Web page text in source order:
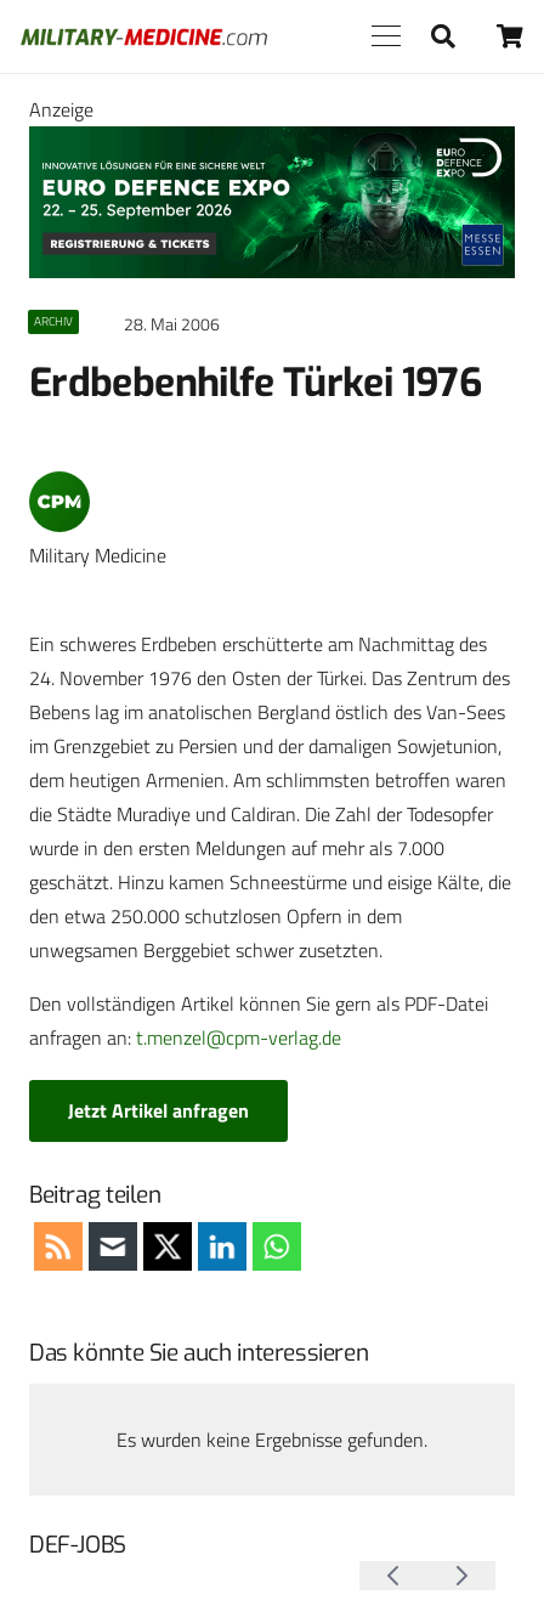
Anzeige
ARCHIV 28. Mai 2006
Erdbebenhilfe Türkei 1976
Military Medicine
Ein schweres Erdbeben erschütterte am Nachmittag des
24. November 1976 den Osten der Türkei. Das Zentrum des
Bebens lag im anatolischen Bergland östlich des Van-Sees
im Grenzgebiet zu Persien und der damaligen Sowjetunion,
dem heutigen Armenien. Am schlimmsten betroffen waren
die Städte Muradiye und Caldiran. Die Zahl der Todesopfer
wurde in den ersten Meldungen auf mehr als 7.000
geschätzt. Hinzu kamen Schneestürme und eisige Kälte, die
den etwa 250.000 schutzlosen Opfern in dem
unwegsamen Berggebiet schwer zusetzten.
Den vollständigen Artikel können Sie gern als PDF-Datei
anfragen an:t.menzel@cpm-verlag.de
Jetzt Artikel anfragen
Beitrag teilen
Das könnte Sie auch interessieren
Es wurden keine Ergebnisse gefunden.
DEF-JOBS